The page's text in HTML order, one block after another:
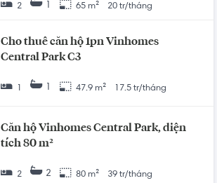
2 1 65 m² 20 tr/tháng
Cho thuê căn hộ 1pn Vinhomes
Central Park C3
1 47.9 m² 17.5 tr/tháng
Căn hộ Vinhomes Central Park, diện
tích 80 m²
2 2 80 m² 39 tr/tháng